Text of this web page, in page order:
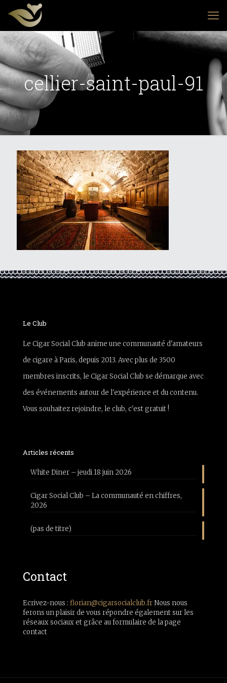
cellier-saint-paul-91
Le Club
Le Cigar Social Club anime une communauté d'amateurs
de cigare à Paris, depuis 2013. Avec plus de 3500
membres inscrits, le Cigar Social Club se démarque avec
des événements autour de l'expérience et du contenu.
Vous souhaitez rejoindre, le club, c'est gratuit !
Articles récents
White Diner – jeudi 18 juin 2026
Cigar Social Club – La communauté en chiffres,
2026
(pas de titre)
Contact
Ecrivez-nous : florian@cigarsocialclub.frNous nous
ferons un plaisir de vous répondre également sur les
réseaux sociaux et grâce au formulaire de la page
contact